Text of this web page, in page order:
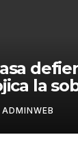
la
Tlapa
ADMINWEB